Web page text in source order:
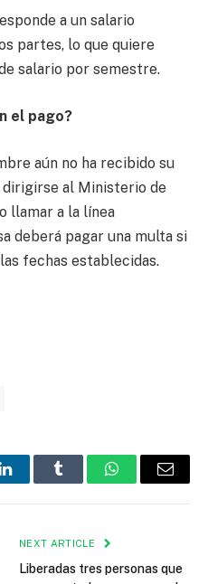
a un salario
partes, lo que quiere
salario por semestre.
el pago?
aún no ha recibido su
al Ministerio de
llamar a la línea
deberá pagar una multa si
fechas establecidas.
LinkedInTumblr WhatsAppEmail
NEXT ARTICLE
Liberadas tres personas que